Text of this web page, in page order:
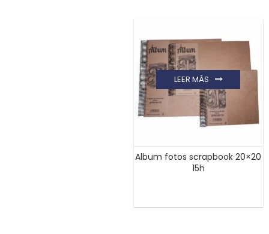
Album fotos scrapbook 20×20
15h
LEER MÁS